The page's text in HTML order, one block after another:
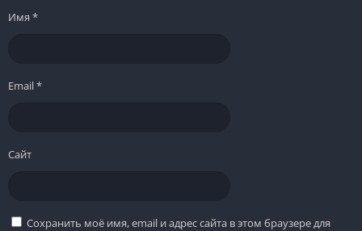
Имя *
Email*
Сайт
Сохранить моё имя, email и адрес сайта в этом браузере для